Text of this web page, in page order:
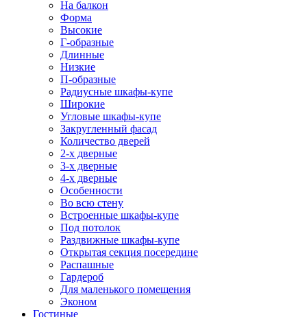
На балкон
Форма
Высокие
Г-образные
Длинные
Низкие
П-образные
Радиусные шкафы-купе
Широкие
Угловые шкафы-купе
Закругленный фасад
Количество дверей
2-х дверные
3-х дверные
4-х дверные
Особенности
Во всю стену
Встроенные шкафы-купе
Под потолок
Раздвижные шкафы-купе
Открытая секция посередине
Распашные
Гардероб
Для маленького помещения
Эконом
Гостиные